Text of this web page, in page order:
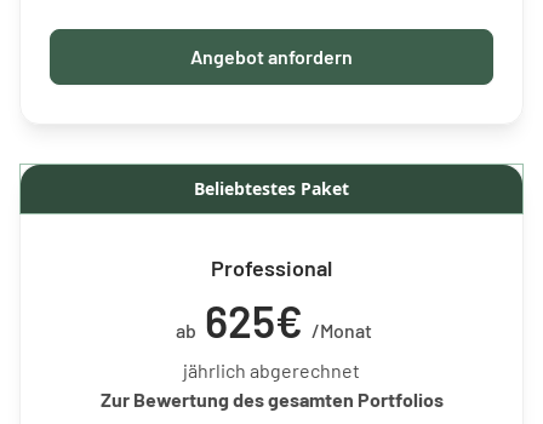
Angebot anfordern
Beliebtestes Paket
Professional
ab 625€ /Monat
jährlich abgerechnet
Zur Bewertung des gesamten Portfolios